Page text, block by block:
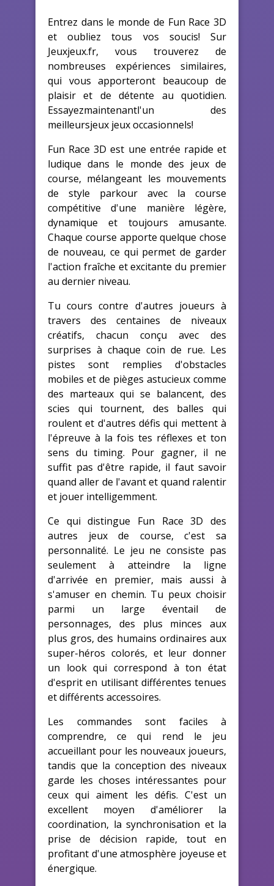
Entrez dans le monde de Fun Race 3D
et oubliez tous vos soucis! Sur
Jeuxjeux.fr, vous trouverez de
nombreuses expériences similaires,
qui vous apporteront beaucoup de
plaisir et de détente au quotidien.
Essayezmaintenantl'un des
meilleursjeux jeux occasionnels!
Fun Race 3D est une entrée rapide et
ludique dans le monde des jeux de
course, mélangeant les mouvements
de style parkour avec la course
compétitive d'une manière légère,
dynamique et toujours amusante.
Chaque course apporte quelque chose
de nouveau, ce qui permet de garder
l'action fraîche et excitante du premier
au dernier niveau.
Tu cours contre d'autres joueurs à
travers des centaines de niveaux
créatifs, chacun conçu avec des
surprises à chaque coin de rue. Les
pistes sont remplies d'obstacles
mobiles et de pièges astucieux comme
des marteaux qui se balancent, des
scies qui tournent, des balles qui
roulent et d'autres défis qui mettent à
l'épreuve à la fois tes réflexes et ton
sens du timing. Pour gagner, il ne
suffit pas d'être rapide, il faut savoir
quand aller de l'avant et quand ralentir
et jouer intelligemment.
Ce qui distingue Fun Race 3D des
autres jeux de course, c'est sa
personnalité. Le jeu ne consiste pas
seulement à atteindre la ligne
d'arrivée en premier, mais aussi à
s'amuser en chemin. Tu peux choisir
parmi un large éventail de
personnages, des plus minces aux
plus gros, des humains ordinaires aux
super-héros colorés, et leur donner
un look qui correspond à ton état
d'esprit en utilisant différentes tenues
et différents accessoires.
Les commandes sont faciles à
comprendre, ce qui rend le jeu
accueillant pour les nouveaux joueurs,
tandis que la conception des niveaux
garde les choses intéressantes pour
ceux qui aiment les défis. C'est un
excellent moyen d'améliorer la
coordination, la synchronisation et la
prise de décision rapide, tout en
profitant d'une atmosphère joyeuse et
énergique.